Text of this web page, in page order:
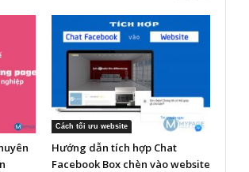
Cách tối ưu website
Hướng dẫn tích hợp Chat
Facebook Box chèn vào website